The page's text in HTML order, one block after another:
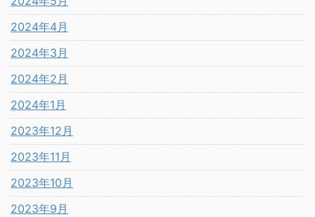
2024年4月
2024年3月
2024年2月
2024年1月
2023年12月
2023年11月
2023年10月
2023年9月